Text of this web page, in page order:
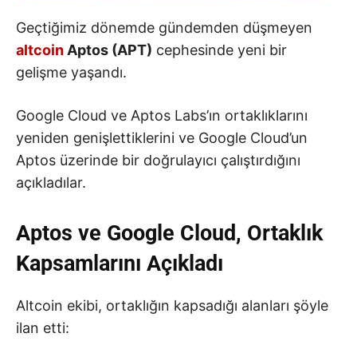
Geçtiğimiz dönemde gündemden düşmeyen
altcoin Aptos (APT) cephesinde yeni bir
gelişme yaşandı.
Google Cloud ve Aptos Labs’ın ortaklıklarını
yeniden genişlettiklerini ve Google Cloud’un
Aptos üzerinde bir doğrulayıcı çalıştırdığını
açıkladılar.
Aptos ve Google Cloud, Ortaklık
Kapsamlarını Açıkladı
Altcoin ekibi, ortaklığın kapsadığı alanları şöyle
ilan etti: